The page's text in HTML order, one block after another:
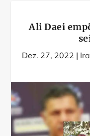
Ali Daei
Dez. 27, 2022 |